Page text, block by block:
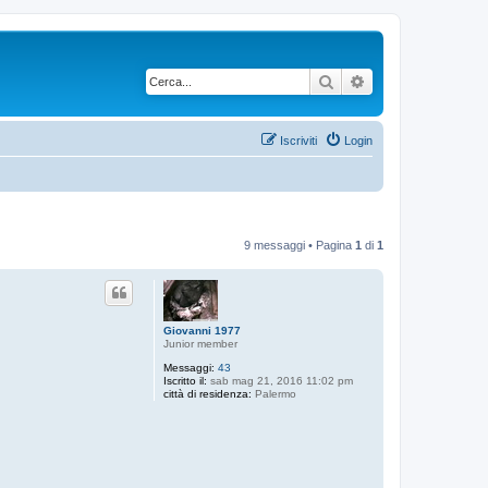
Cerca
Login
Iscriviti
9 messaggi • Pagina 1 di 1
Giovanni 1977
Junior member
Messaggi: 43
Iscritto il: sab mag 21, 2016 11:02 pm
città di residenza: Palermo